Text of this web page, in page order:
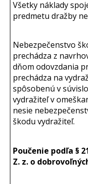
Všetky náklady
predmetu dražby
Nebezpečenstvo
prechádza z
dňom odovzdania
prechádza na
spôsobenú v
vydražiteľ v
nesie
škodu vydražiteľ.
Poučenie podľa §
Z. z. o